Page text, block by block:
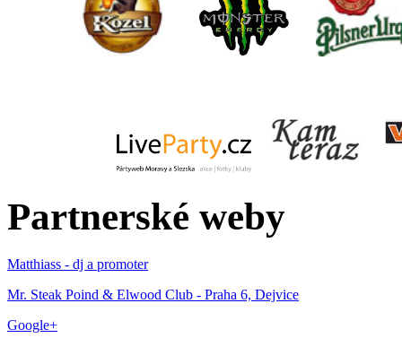
Partnerské weby
Matthiass - dj a promoter
Mr. Steak Poind & Elwood Club - Praha 6, Dejvice
Google+